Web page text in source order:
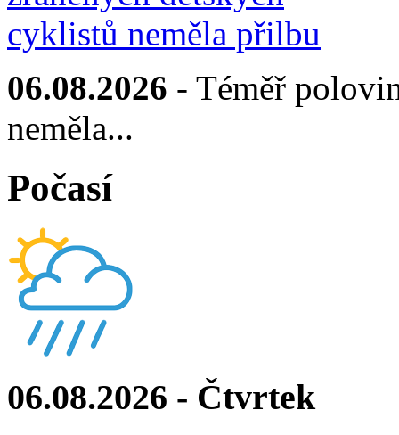
06.08.2026 - Téměř
neměla...
Počasí
06.08.2026 - Čtvrtek